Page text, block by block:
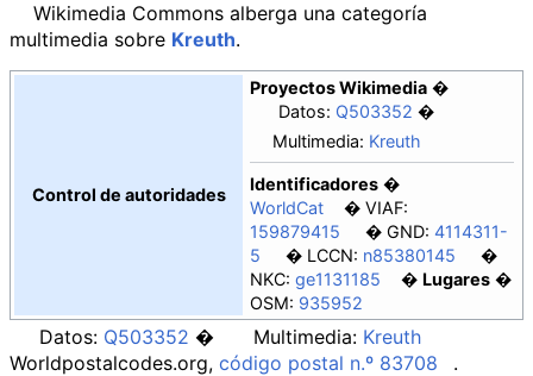
Wikimedia Commons alberga una categoría
multimedia sobre Kreuth.
Control de autoridades
Proyectos Wikimedia
Datos: Q503352
Multimedia: Kreuth
Identificadores
WorldCat
VIAF:
159879415
GND: 4114311-
5
LCCN: n85380145
NKC: ge1131185
Lugares
OSM: 935952
Datos: Q503352 Multimedia: Kreuth
Worldpostalcodes.org, código postal n.º 83708 .